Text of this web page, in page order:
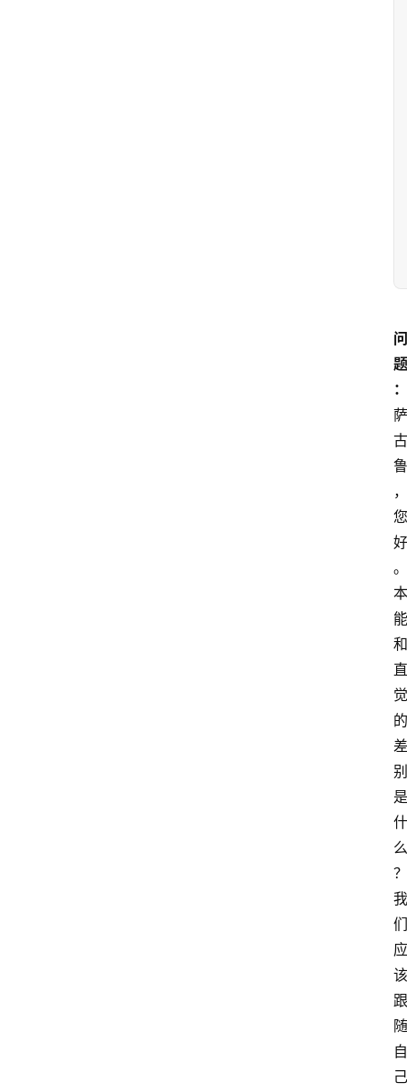
问
题
：
萨
古
鲁
，
您
好
。
本
能
和
直
觉
的
差
别
是
什
么
？
我
们
应
该
跟
随
自
己